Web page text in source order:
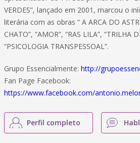
VERDES”, lançado em 2001, marcou o
literária com as obras “ A ARCA DO
CHATO”, “AMOR”, “RAS LILA”, “TRILHA
“PSICOLOGIA TRANSPESSOAL”.
Grupo Essencialmente: http://
Fan Page Facebook:
https://www.facebook.com/
Perfil completo